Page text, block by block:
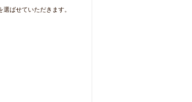
ばせていただきます。